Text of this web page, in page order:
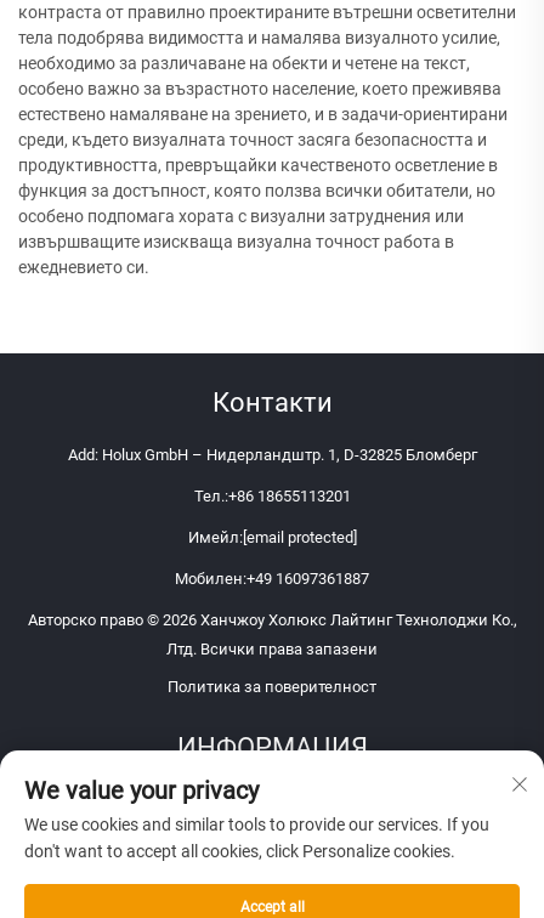
контраста от правилно проектираните вътрешни осветителни
тела подобрява видимостта и намалява визуалното усилие,
необходимо за различаване на обекти и четене на текст,
особено важно за възрастното население, което преживява
естествено намаляване на зрението, и в задачи-ориентирани
среди, където визуалната точност засяга безопасността и
продуктивността, превръщайки качественото осветление в
функция за достъпност, която ползва всички обитатели, но
особено подпомага хората с визуални затруднения или
извършващите изискваща визуална точност работа в
ежедневието си.
Контакти
Add: Holux GmbH – Нидерландштр. 1, D-32825 Бломберг
Тел.:+86 18655113201
Имейл:[email protected]
Мобилен:+49 16097361887
Авторско право © 2026 Ханчжоу Холюкс Лайтинг Технолоджи Ко.,
Лтд. Всички права запазени
Политика за поверителност
ИНФОРМАЦИЯ
Запишете се, за да получавате нашия седмичен бюлетин
We value your privacy
We use cookies and similar tools to provide our services. If you
don't want to accept all cookies, click Personalize cookies.
Accept all